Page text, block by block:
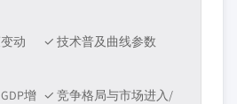
动
✓ 技术普及曲线参数
增 ✓ 竞争格局与市场进入/